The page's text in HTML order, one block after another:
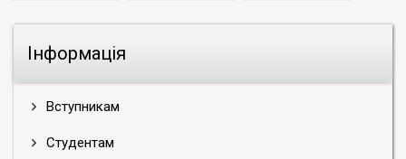
Інформація
Вступникам
Студентам